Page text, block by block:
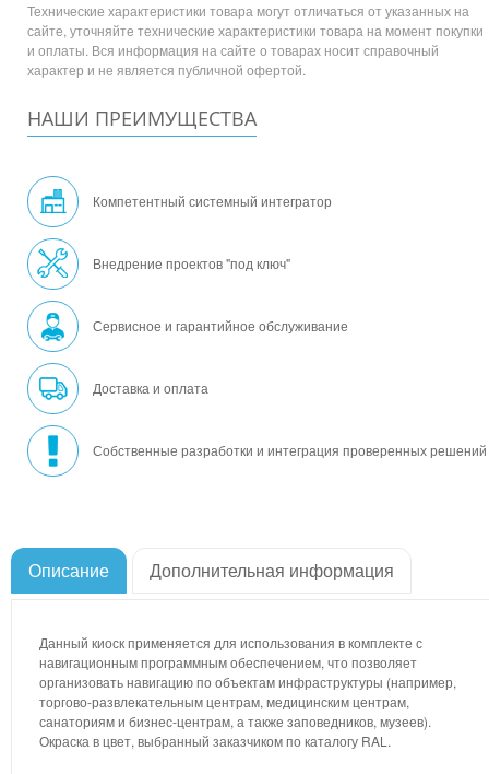
Технические характеристики товара могут отличаться от указанных на
сайте, уточняйте технические характеристики товара на момент покупки
и оплаты. Вся информация на сайте о товарах носит справочный
характер и не является публичной офертой.
НАШИ ПРЕИМУЩЕСТВА
Компетентный системный интегратор
Внедрение проектов "под ключ"
Сервисное и гарантийное обслуживание
Доставка и оплата
Собственные разработки и интеграция проверенных решений
Описание Дополнительная информация
Данный киоск применяется для использования в комплекте с
навигационным программным обеспечением, что позволяет
организовать навигацию по объектам инфраструктуры (например,
торгово-развлекательным центрам, медицинским центрам,
санаториям и бизнес-центрам, а также заповедников, музеев).
Окраска в цвет, выбранный заказчиком по каталогу RAL.